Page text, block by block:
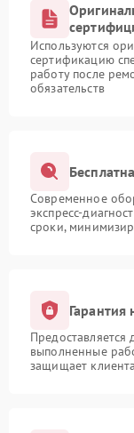
Используются
сертификацию
работу после
обязательств
Современное
экспресс-
сроки,
Гарантия
выполненные
защищает